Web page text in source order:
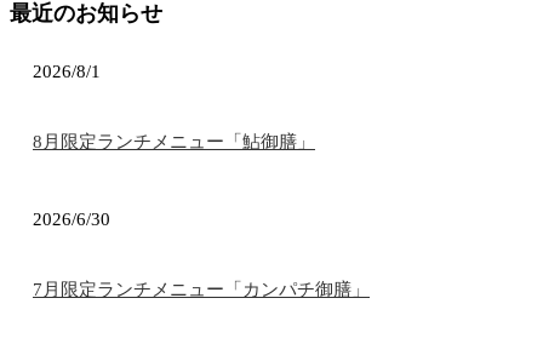
最近のお知らせ
2026/8/1
8月限定ランチメニュー「鮎御膳」
2026/6/30
7月限定ランチメニュー「カンパチ御膳」